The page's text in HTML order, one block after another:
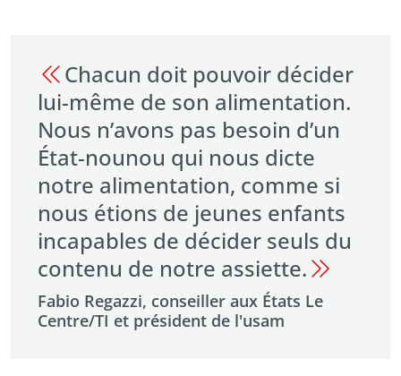
Chacun doit pouvoir décider
lui-même de son alimentation.
Nous n’avons pas besoin d’un
État-nounou qui nous dicte
notre alimentation, comme si
nous étions de jeunes enfants
incapables de décider seuls du
contenu de notre assiette.
Fabio Regazzi, conseiller aux États Le
Centre/TI et président de l'usam